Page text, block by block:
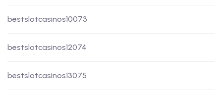
bestslotcasinos10073
bestslotcasinos12074
bestslotcasinos13075